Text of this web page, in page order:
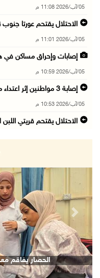
05/آب/2026 11:08 م
الاحتلال يقتحم عورتا
05/آب/2026 11:01 م
إصابات وإحراق مساكن في
05/آب/2026 10:59 م
إصابة 3 مواطنين إثر اعتداء مستعمرين عليهم في ...
05/آب/2026 10:53 م
الاحتلال يقتحم قريتي
الوزيرة شاهين تبحث مع
05/آب/2026 10:43 م
مستعمرون يقتحمون بيت
05/آب/2026 10:19 م
قوات الاحتلال تقتحم
الرئيس يقلد قامات
05/آب/2026 08:47 م
الحصار يفاقم
Next